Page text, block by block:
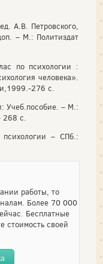
А.В. Петровского,
– М.: Политиздат
по психологии :
человека».
276 с.
Учеб.пособие. – М.:
268 с.
– СПб.:
работы, то
Более 70 000
Бесплатные
стоимость своей